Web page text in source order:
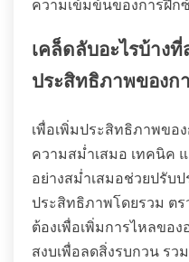
ความเข้มข้นของการฝึก
เคล็ดลับอะไรบ้าง
ประสิทธิภาพของก
เพื่อเพิ่มประสิทธิภาพขอ
ความสม่ำเสมอ เทคนิค
อย่างสม่ำเสมอช่วยปรับ
ประสิทธิภาพโดยรวม ต
ต้องเพื่อเพิ่มการไหลขอ
สงบเพื่อลดสิ่งรบกวน รว